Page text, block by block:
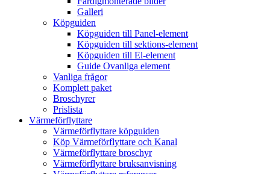
Galleri
Köpguiden
Köpguiden till Panel-element
Köpguiden till sektions-element
Köpguiden till El-element
Guide Ovanliga element
Vanliga frågor
Komplett paket
Broschyrer
Prislista
Värmeförflyttare
Värmeförflyttare köpguiden
Köp Värmeförflyttare och Kanal
Värmeförflyttare broschyr
Värmeförflyttare bruksanvisning